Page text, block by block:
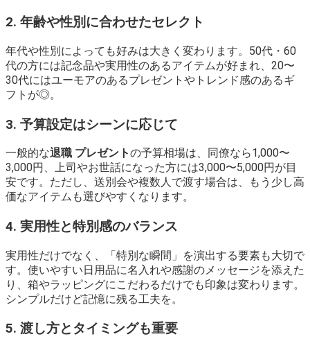
2. 年齢や性別に合わせたセレクト
年代や性別によっても好みは大きく変わります。50代・60
代の方には記念品や実用性のあるアイテムが好まれ、20〜
30代にはユーモアのあるプレゼントやトレンド感のあるギ
フトが◎。
3. 予算設定はシーンに応じて
一般的な退職 プレゼントの予算相場は、同僚なら1,000〜
3,000円、上司やお世話になった方には3,000〜5,000円が目
安です。ただし、送別会や複数人で渡す場合は、もう少し高
価なアイテムも選びやすくなります。
4. 実用性と特別感のバランス
実用性だけでなく、「特別な瞬間」を演出する要素も大切で
す。使いやすい日用品に名入れや感謝のメッセージを添えた
り、箱やラッピングにこだわるだけでも印象は変わります。
シンプルだけど記憶に残る工夫を。
5. 渡し方とタイミングも重要